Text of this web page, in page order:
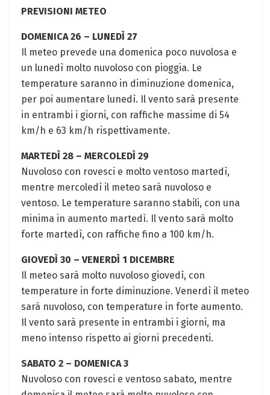
PREVISIONI METEO
DOMENICA 26 – LUNEDÌ 27
Il meteo prevede una domenica poco nuvolosa e
un lunedì molto nuvoloso con pioggia. Le
temperature saranno in diminuzione domenica,
per poi aumentare lunedì. Il vento sarà presente
in entrambi i giorni, con raffiche massime di 54
km/h e 63 km/h rispettivamente.
MARTEDÌ 28 – MERCOLEDÌ 29
Nuvoloso con rovesci e molto ventoso martedì,
mentre mercoledì il meteo sarà nuvoloso e
ventoso. Le temperature saranno stabili, con una
minima in aumento martedì. Il vento sarà molto
forte martedì, con raffiche fino a 100 km/h.
GIOVEDÌ 30 – VENERDÌ 1 DICEMBRE
Il meteo sarà molto nuvoloso giovedì, con
temperature in forte diminuzione. Venerdì il meteo
sarà nuvoloso, con temperature in forte aumento.
Il vento sarà presente in entrambi i giorni, ma
meno intenso rispetto ai giorni precedenti.
SABATO 2 – DOMENICA 3
Nuvoloso con rovesci e ventoso sabato, mentre